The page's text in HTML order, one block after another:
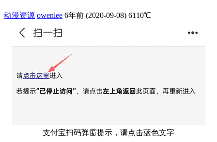
动漫资源 owenlee 6年前 (2020-09-08) 6110℃
支付宝扫码弹窗提示，请点击蓝色文字